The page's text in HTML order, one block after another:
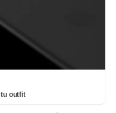
outfit